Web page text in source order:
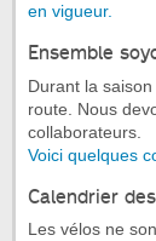
en vigueur.
Ensemble
Durant la
route. Nous
collaborateurs.
Voici quelques
Calendrier
Les vélos ne